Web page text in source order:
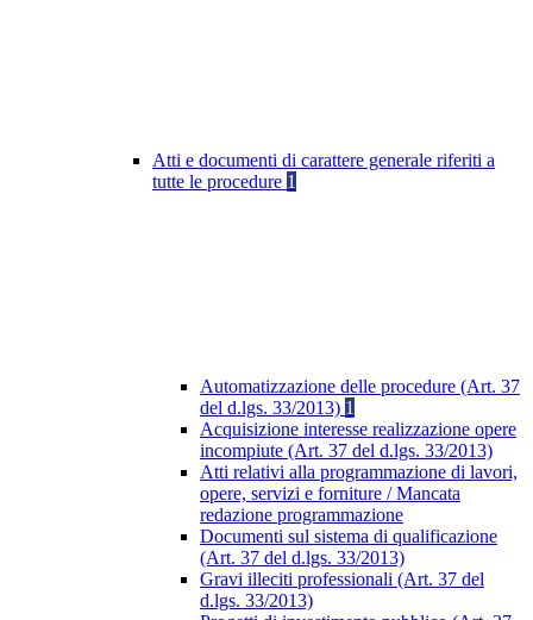
Atti e documenti di carattere generale riferiti a
tutte le procedure 1
Automatizzazione delle procedure (Art. 37
del d.lgs. 33/2013) 1
Acquisizione interesse realizzazione opere
incompiute (Art. 37 del d.lgs. 33/2013)
Atti relativi alla programmazione di lavori,
opere, servizi e forniture / Mancata
redazione programmazione
Documenti sul sistema di qualificazione
(Art. 37 del d.lgs. 33/2013)
Gravi illeciti professionali (Art. 37 del
d.lgs. 33/2013)